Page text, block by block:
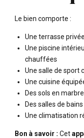
Le bien comporte :
Une terrasse privée
Une piscine
chauffées
Une salle de sport
Une cuisine
Des sols en marbre
Des salles de
Une climatisation
Bon à savoir : Cet